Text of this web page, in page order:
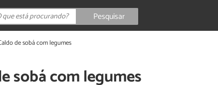
Pesquisar
de sobá com legumes
sobá com legumes